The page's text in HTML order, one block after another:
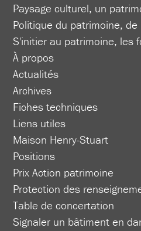
Paysage culturel, un
Politique du patrimoine, de
S'initier au patrimoine, les
À propos
Actualités
Archives
Fiches techniques
Liens utiles
Maison Henry-Stuart
Positions
Prix Action patrimoine
Protection des
Table de concertation
Signaler un bâtiment en